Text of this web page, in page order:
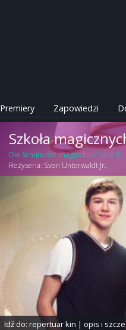
Premiery Zapowiedzi
Szkoła
Die Schule der magischen Tiere 3
Reżyseria: Sven Unterwaldt Jr.
Idź do: repertuar kin | opis i